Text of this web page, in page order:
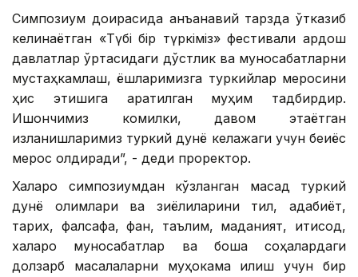
Симпозиум доирасида анъанавий тарзда ўтказиб
келинаётган «Түбі бір түркіміз» фестивали қардош
давлатлар ўртасидаги дўстлик ва муносабатларни
мустаҳкамлаш, ёшларимизга туркийлар меросини
ҳис этишига қаратилган муҳим тадбирдир.
Ишончимиз комилки, давом этаётган
изланишларимиз туркий дунё келажаги учун беқиёс
мерос қолдиради”, - деди проректор.
Халқаро симпозиумдан кўзланган мақсад туркий
дунё олимлари ва зиёлиларини тил, адабиёт,
тарих, фалсафа, фан, таълим, маданият, иқтисод,
халқаро муносабатлар ва бошқа соҳалардаги
долзарб масалаларни муҳокама қилиш учун бир